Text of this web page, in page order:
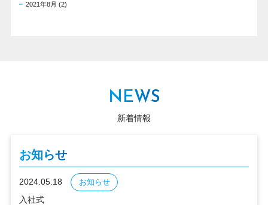
2021年8月 (2)
NEWS
新着情報
お知らせ
2024.05.18 お知らせ
入社式